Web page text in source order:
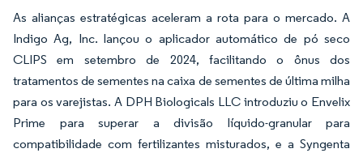
As alianças estratégicas aceleram a rota para o mercado. A
Indigo Ag, Inc. lançou o aplicador automático de pó seco
CLIPS em setembro de 2024, facilitando o ônus dos
tratamentos de sementes na caixa de sementes de última milha
para os varejistas. A DPH Biologicals LLC introduziu o Envelix
Prime para superar a divisão líquido-granular para
compatibilidade com fertilizantes misturados, e a Syngenta